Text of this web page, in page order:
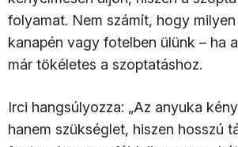
folyamat. Nem számít, hogy
kanapén vagy fotelben ülünk – ha
már tökéletes a szoptatáshoz.
Irci hangsúlyozza: „Az anyuka
hanem szükséglet, hiszen hosszú